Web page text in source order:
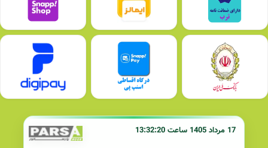
17 مرداد 1405 ساعت 13:32:20